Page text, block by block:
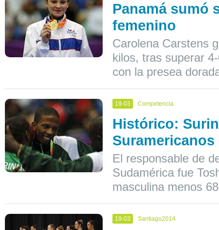
Panamá sumó
femenino
Carolena Carstens
kilos, tras superar
con la presea
19-03 Competencia
Histórico:
El responsable de
Sudamérica fue
masculina menos
19-03 Santiago2014